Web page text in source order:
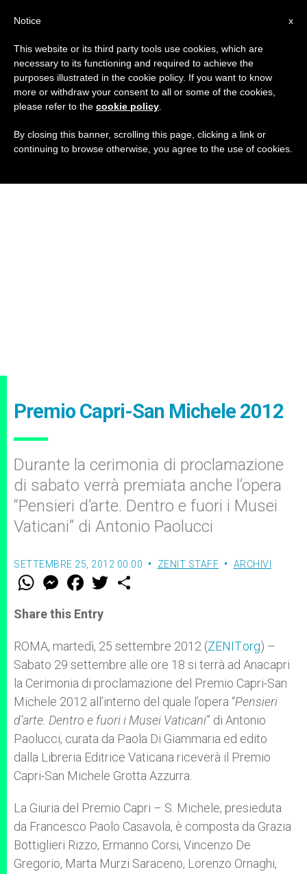
Premio Capri-San Michele 2012
Durante la cerimonia di proclamazione
di sabato verrà premiata anche l’opera
“Pensieri d’arte. Dentro e fuori i Musei
Vaticani” di Antonio Paolucci
SETTEMBRE 25, 2012 00:00 ZENIT STAFF ARCHIVI
W
t
s
p
p
M
e
s
e
g
e
r
F
a
e
b
o
k
w
r
Share this Entry
ROMA, martedì, 25 settembre 2012 (ZENIT.org) –
Sabato 29 settembre alle ore 18 si terrà ad Anacapri
la Cerimonia di proclamazione del Premio Capri-San
Michele 2012 all’interno del quale l’opera “Pensieri
d’arte. Dentro e fuori i Musei Vaticani” di Antonio
Paolucci, curata da Paola Di Giammaria ed edito
dalla Libreria Editrice Vaticana riceverà il Premio
Capri-San Michele Grotta Azzurra.
La Giuria del Premio Capri – S. Michele, presieduta
da Francesco Paolo Casavola, è composta da Grazia
Bottiglieri Rizzo, Ermanno Corsi, Vincenzo De
Gregorio, Marta Murzi Saraceno, Lorenzo Ornaghi,
x
Notice
This website or its third party tools use cookies, which are
necessary to its functioning and required to achieve the
purposes illustrated in the cookie policy. If you want to know
more or withdraw your consent to all or some of the cookies,
please refer to the cookie policy
By closing this banner, scrolling this page, clicking a link or
continuing to browse otherwise, you agree to the use of cookies.